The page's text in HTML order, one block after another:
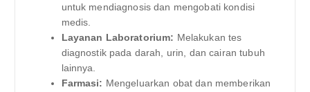
untuk mendiagnosis dan mengobati kondisi
medis.
Layanan Laboratorium: Melakukan tes
diagnostik pada darah, urin, dan cairan tubuh
lainnya.
Farmasi: Mengeluarkan obat dan memberikan